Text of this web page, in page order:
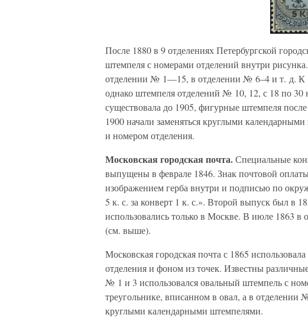
После 1880 в 9 отделениях Петербургской
штемпеля с номерами отделений внутри
отделении № 1—15, в отделении № 6–4 и т. д. К
однако штемпеля отделений № 10, 12, с 18 по 30
существовала до 1905, фигурные штемпеля
1900 начали заменяться круглыми
и номером отделения.
Московская городская почта.Специальные
выпущены в феврале 1846. Знак почтовой
изображением герба внутри и подписью по
5 к. с. за конверт 1 к. с.». Второй выпуск был в
использовались только в Москве. В июле 1863
(см. выше).
Московская городская почта с 1865
отделения и фоном из точек. Известны
№ 1 и 3 использовался овальный штемпель с
треугольнике, вписанном в овал, а в
круглыми календарными штемпелями.